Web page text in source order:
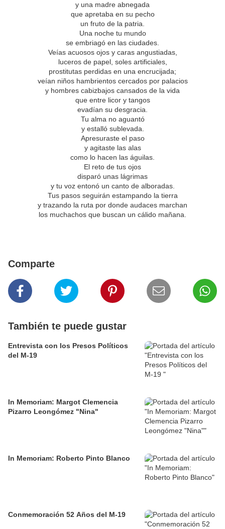
y una madre abnegada
que apretaba en su pecho
un fruto de la patria.
Una noche tu mundo
se embriagó en las ciudades.
Veías acuosos ojos y caras angustiadas,
luceros de papel, soles artificiales,
prostitutas perdidas en una encrucijada;
veían niños hambrientos cercados por palacios
y hombres cabizbajos cansados de la vida
que entre licor y tangos
evadían su desgracia.
Tu alma no aguantó
y estalló sublevada.
Apresuraste el paso
y agitaste las alas
como lo hacen las águilas.
El reto de tus ojos
disparó unas lágrimas
y tu voz entonó un canto de alboradas.
Tus pasos seguirán estampando la tierra
y trazando la ruta por donde audaces marchan
los muchachos que buscan un cálido mañana.
Comparte
También te puede gustar
Entrevista con los Presos Políticos
del M-19
In Memoriam: Margot Clemencia
Pizarro Leongómez "Nina"
In Memoriam: Roberto Pinto Blanco
Conmemoración 52 Años del M-19